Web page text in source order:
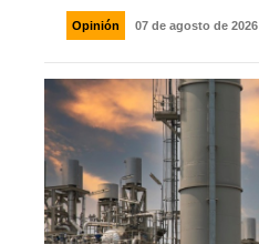
Opinión 07 de agosto de 2026